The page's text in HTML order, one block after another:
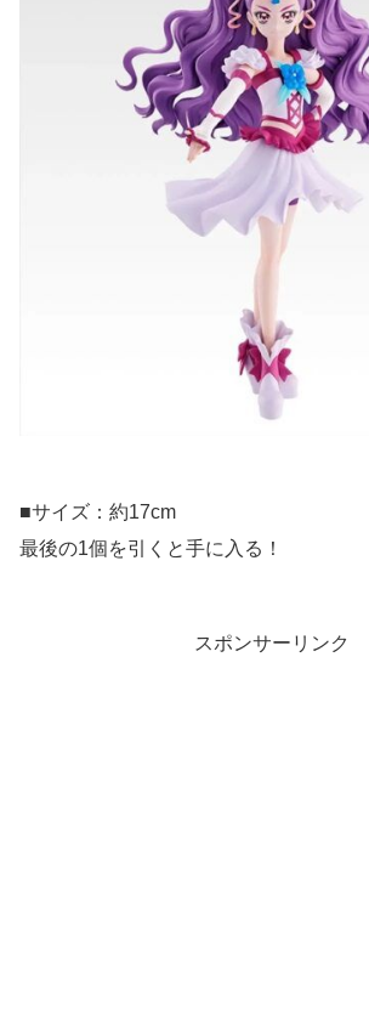
■サイズ：約17cm
最後の1個を引くと手に入る！
スポンサーリンク